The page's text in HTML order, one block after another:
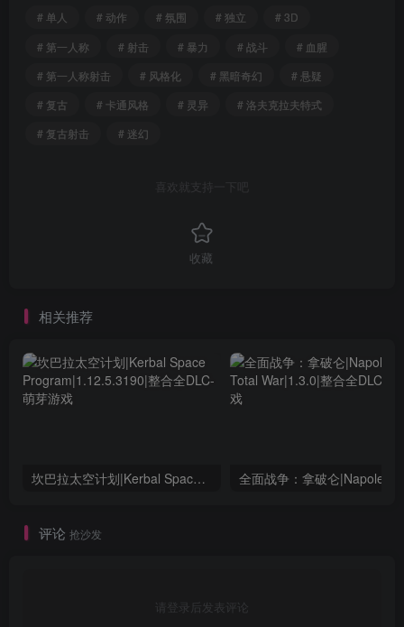
# 单人
# 动作 # 氛围 # 独立
# 3D
# 第一人称
# 射击 # 暴力 # 战斗
# 血腥
# 第一人称射击
# 风格化 # 黑暗奇幻
# 悬疑
# 复古
# 卡通风格 # 灵异
# 洛夫克拉夫特式
# 复古射击
# 迷幻
喜欢就支持一下吧
收藏
相关推荐
坎巴拉太空计划|Kerbal Space Program|1.12.5.3190|整合全DLC
评论 抢沙发
请登录后发表评论